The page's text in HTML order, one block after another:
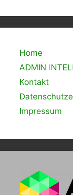
Home
ADMIN
Kontakt
Impressum